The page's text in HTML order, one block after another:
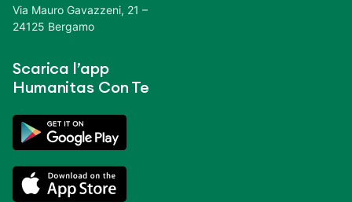
Via Mauro Gavazzeni, 21 –
24125 Bergamo
Scarica l’app
Humanitas Con Te